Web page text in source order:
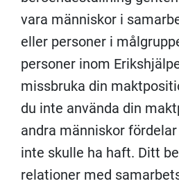
vara människor i
eller personer i
personer inom
missbruka din
du inte använda din
andra människor
inte skulle ha haft. Ditt
relationer med